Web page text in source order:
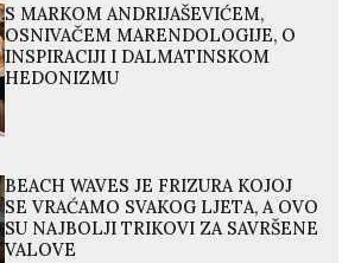
S MARKOM ANDRIJAŠEVIĆEM,
OSNIVAČEM MARENDOLOGIJE, O
INSPIRACIJI I DALMATINSKOM
HEDONIZMU
BEACH WAVES JE FRIZURA KOJOJ
SE VRAĆAMO SVAKOG LJETA, A OVO
SU NAJBOLJI TRIKOVI ZA SAVRŠENE
VALOVE